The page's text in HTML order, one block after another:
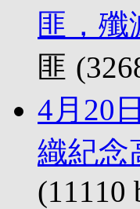
匪，
匪
4月20
織紀念
(11110